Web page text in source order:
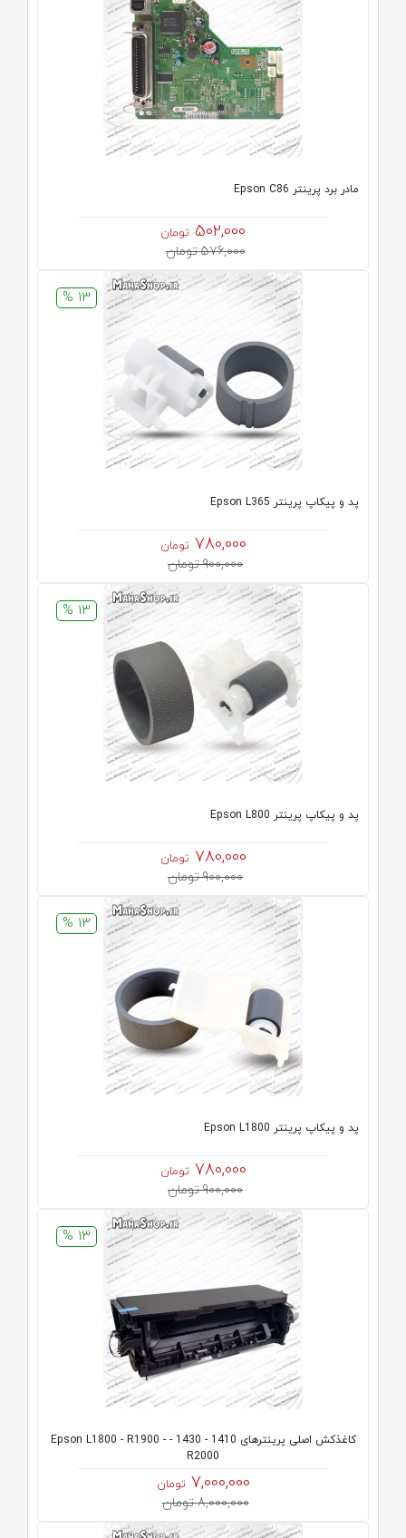
مادر برد پرینتر Epson C86
502,000 تومان
576,000 تومان
13 %
پد و پیکاپ پرینتر Epson L365
780,000 تومان
900,000 تومان
13 %
پد و پیکاپ پرینتر Epson L800
780,000 تومان
900,000 تومان
13 %
پد و پیکاپ پرینتر Epson L1800
780,000 تومان
900,000 تومان
13 %
کاغذکش اصلی پرینترهای 1410 - 1430 - Epson L1800 - R1900 -
R2000
7,000,000 تومان
8,000,000 تومان